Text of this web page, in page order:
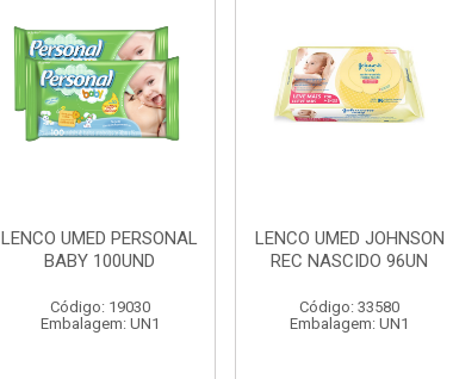
LENCO UMED PERSONAL
BABY 100UND
Código: 19030
Embalagem: UN1
LENCO UMED JOHNSON
REC NASCIDO 96UN
Código: 33580
Embalagem: UN1